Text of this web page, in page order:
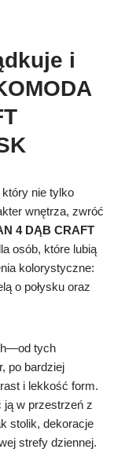
i
nie tylko
wnętrza, zwróć
4 DĄB CRAFT
osób, które lubią
kolorystyczne:
o połysku oraz
tych
po bardziej
i lekkość form.
ją w przestrzeń z
stolik, dekoracje
strefy dziennej.